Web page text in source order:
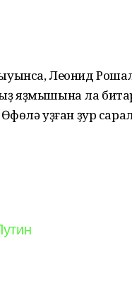
Леонид
яҙмышына ла
уҙған ҙур